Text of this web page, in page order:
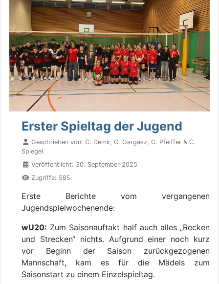
Erster Spieltag der Jugend
Geschrieben von: C. Demir, O. Gargasz, C. Pfeiffer & C.
Spiegel
Veröffentlicht: 30. September 2025
Zugriffe: 585
Erste Berichte vom vergangenen
Jugendspielwochenende:
wU20: Zum Saisonauftakt half auch alles „Recken
und Strecken“ nichts. Aufgrund einer noch kurz
vor Beginn der Saison zurückgezogenen
Mannschaft, kam es für die Mädels zum
Saisonstart zu einem Einzelspieltag.